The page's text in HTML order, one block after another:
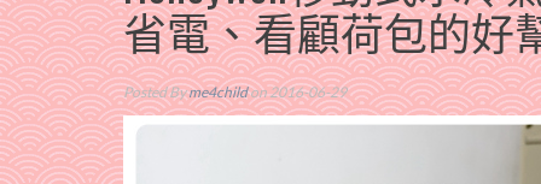
省電、看顧荷包的好
Posted Byme4childon 2016-06-29